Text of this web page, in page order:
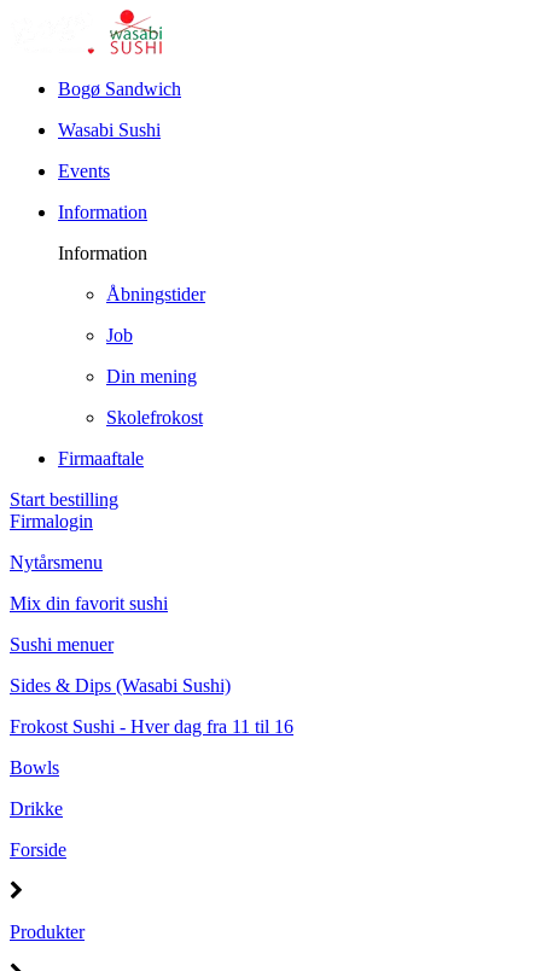
Bogø Sandwich
Wasabi Sushi
Events
Information
Information
Åbningstider
Job
Din mening
Skolefrokost
Firmaaftale
Start bestilling
Firmalogin
Nytårsmenu
Mix din favorit sushi
Sushi menuer
Sides & Dips (Wasabi Sushi)
Frokost Sushi - Hver dag fra 11 til 16
Bowls
Drikke
Forside
Produkter